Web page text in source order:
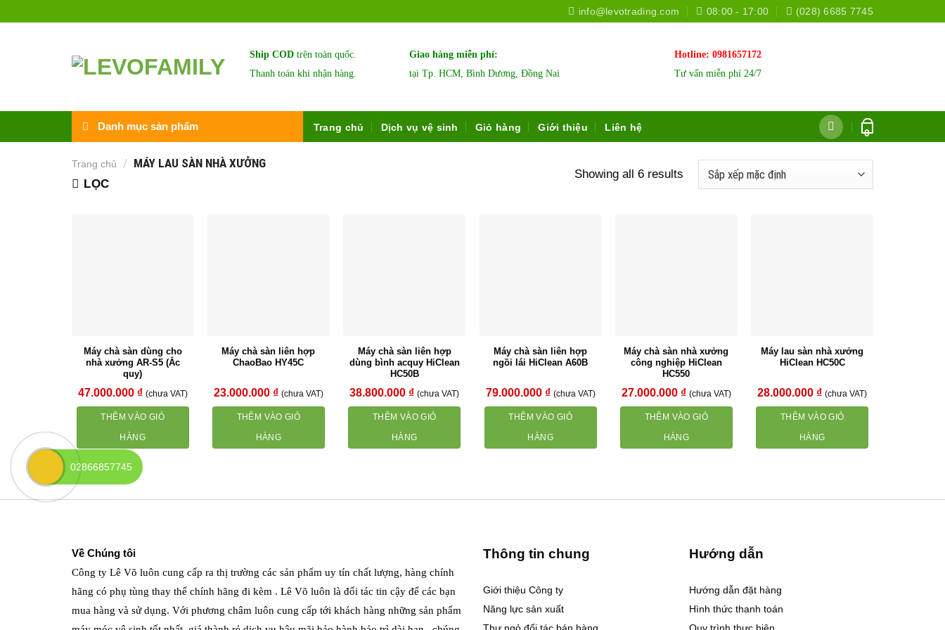
info@levotrading.com 08:00 - 17:00 (028) 6685 7745
Ship COD trên toàn quốc.
Thanh toán khi nhận hàng.
Giao hàng miễn phí:
tại Tp. HCM, Bình Dương, Đồng Nai
Hotline: 0981657172
Tư vấn miễn phí 24/7
Danh mục sản phẩm Trang chủ Dịch vụ vệ sinh Giỏ hàng Giới thiệu Liên hệ
0
Trang chủ / MÁY LAU SÀN NHÀ XƯỞNG
LỌC
Showing all 6 results
Máy chà sàn dùng cho
nhà xưởng AR-S5 (Ắc
quy)
47.000.000 ₫ (chưa VAT)
THÊM VÀO GIỎ
HÀNG
Máy chà sàn liên hợp
ChaoBao HY45C
23.000.000 ₫ (chưa VAT)
THÊM VÀO GIỎ
HÀNG
Máy chà sàn liên hợp
dùng bình acquy HiClean
HC50B
38.800.000 ₫ (chưa VAT)
THÊM VÀO GIỎ
HÀNG
Máy chà sàn liên hợp
ngồi lái HiClean A60B
79.000.000 ₫ (chưa VAT)
THÊM VÀO GIỎ
HÀNG
Máy chà sàn nhà xưởng
công nghiệp HiClean
HC550
27.000.000 ₫ (chưa VAT)
THÊM VÀO GIỎ
HÀNG
Máy lau sàn nhà xưởng
HiClean HC50C
28.000.000 ₫ (chưa VAT)
THÊM VÀO GIỎ
HÀNG
Về Chúng tôi
Công ty Lê Võ luôn cung cấp ra thị trường các sản phẩm uy tín chất lượng, hàng chính
hãng có phụ tùng thay thế chính hãng đi kèm . Lê Võ luôn là đối tác tin cậy để các bạn
mua hàng và sử dụng. Với phương châm luôn cung cấp tới khách hàng những sản phẩm
Thông tin chung
Giới thiệu Công ty
Năng lực sản xuất
Hướng dẫn
Hướng dẫn đặt hàng
Hình thức thanh toán
02866857745